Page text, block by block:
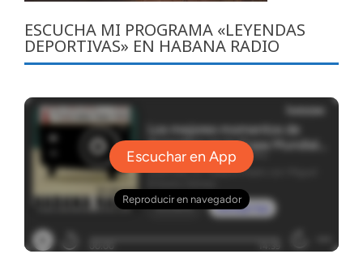
ESCUCHA MI PROGRAMA «LEYENDAS
DEPORTIVAS» EN HABANA RADIO